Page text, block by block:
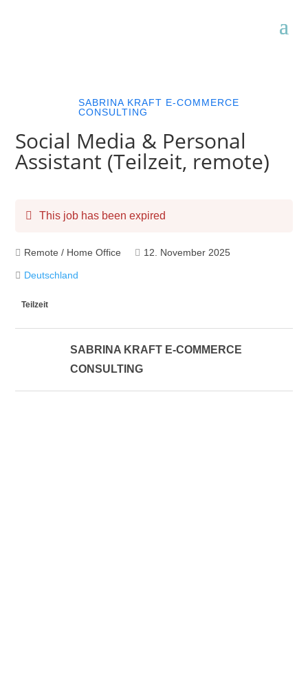
SABRINA KRAFT E-COMMERCE
CONSULTING
Social Media & Personal
Assistant (Teilzeit, remote)
This job has been expired
Remote / Home Office 12. November 2025
Deutschland
Teilzeit
SABRINA KRAFT E-COMMERCE
CONSULTING